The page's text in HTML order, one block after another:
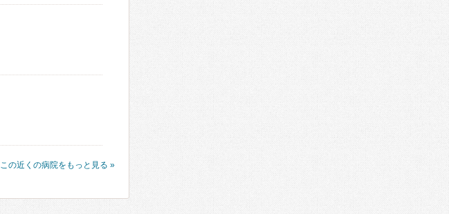
この近くの病院をもっと見る »